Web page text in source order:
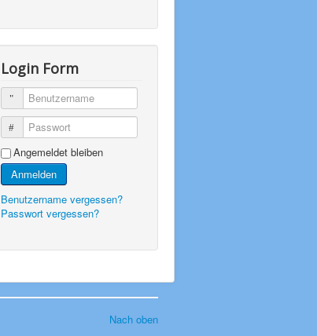
Login Form
Benutzername
Passwort
Angemeldet bleiben
Anmelden
Benutzername vergessen?
Passwort vergessen?
Nach oben